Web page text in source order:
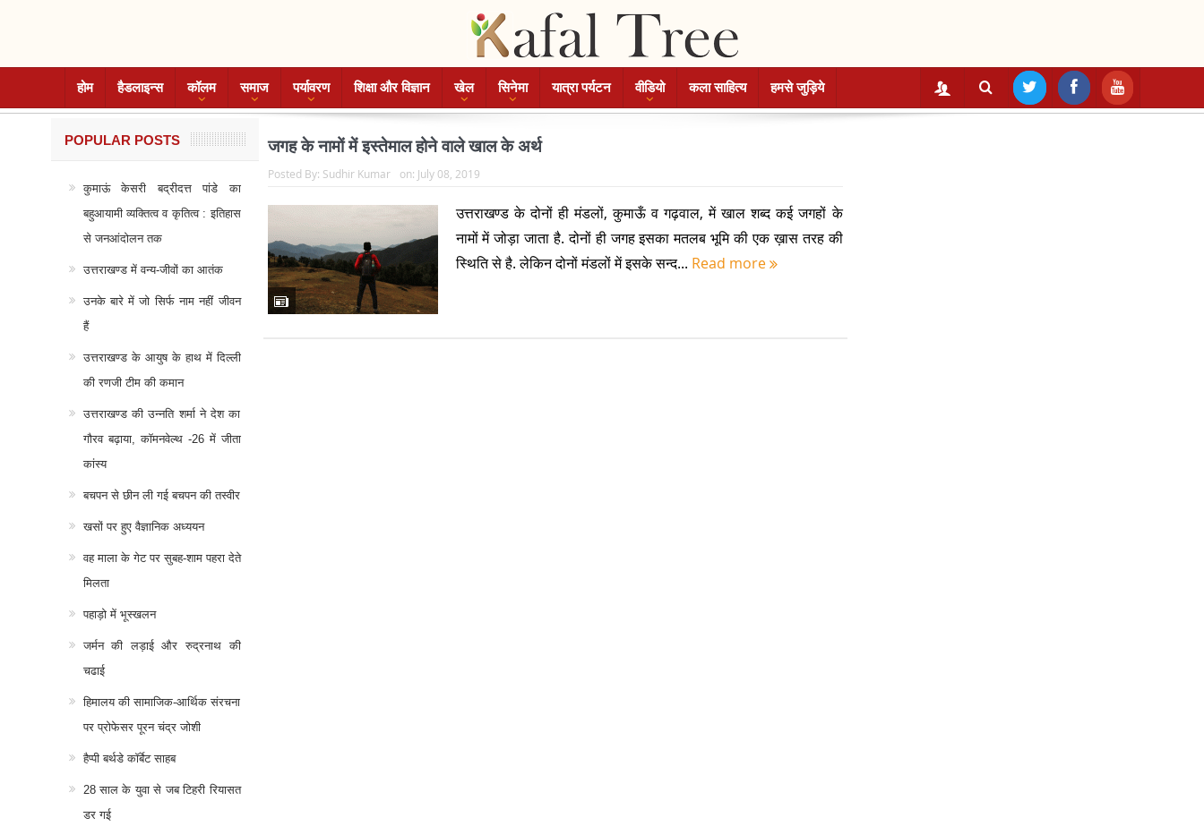
होम हैडलाइन्स कॉलम समाज पर्यावरण शिक्षा और विज्ञान खेल सिनेमा यात्रा पर्यटन वीडियो कला साहित्य हमसे जुड़िये
जगह के नामों में इस्तेमाल होने वाले खाल के अर्थ
Posted By: Sudhir Kumar on: July 08, 2019
उत्तराखण्ड के दोनों ही मंडलों, कुमाऊँ व गढ़वाल, में खाल शब्द कई जगहों के
नामों में जोड़ा जाता है. दोनों ही जगह इसका मतलब भूमि की एक ख़ास तरह की
स्थिति से है. लेकिन दोनों मंडलों में इसके सन्द... Read more
POPULAR POSTS
कुमाऊं केसरी बद्रीदत्त पांडे का
बहुआयामी व्यक्तित्व व कृतित्व : इतिहास
से जनआंदोलन तक
उत्तराखण्ड में वन्य-जीवों का आतंक
उनके बारे में जो सिर्फ नाम नहीं जीवन
हैं
उत्तराखण्ड के आयुष के हाथ में दिल्ली
की रणजी टीम की कमान
उत्तराखण्ड की उन्नति शर्मा ने देश का
गौरव बढ़ाया, कॉमनवेल्थ -26 में जीता
कांस्य
बचपन से छीन ली गई बचपन की तस्वीर
खसों पर हुए वैज्ञानिक अध्ययन
वह माला के गेट पर सुबह-शाम पहरा देते
मिलता
पहाड़ो में भूस्खलन
जर्मन की लड़ाई और रुद्रनाथ की
चढाई
हिमालय की सामाजिक-आर्थिक संरचना
पर प्रोफेसर पूरन चंद्र जोशी
हैप्पी बर्थडे कॉर्बेट साहब
28 साल के युवा से जब टिहरी रियासत
डर गई